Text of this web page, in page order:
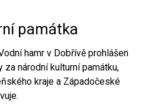
památka
hamr v Dobřívě prohlášen
národní kulturní památku,
kraje a Západočeské